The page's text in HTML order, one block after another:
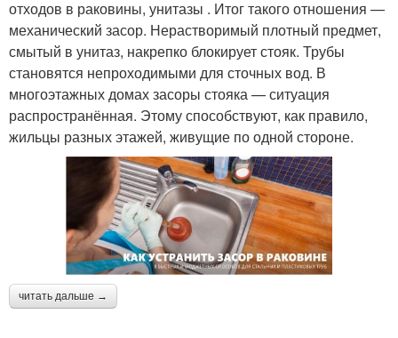
отходов в раковины, унитазы . Итог такого отношения —
механический засор. Нерастворимый плотный предмет,
смытый в унитаз, накрепко блокирует стояк. Трубы
становятся непроходимыми для сточных вод. В
многоэтажных домах засоры стояка — ситуация
распространённая. Этому способствуют, как правило,
жильцы разных этажей, живущие по одной стороне.
читать дальше →